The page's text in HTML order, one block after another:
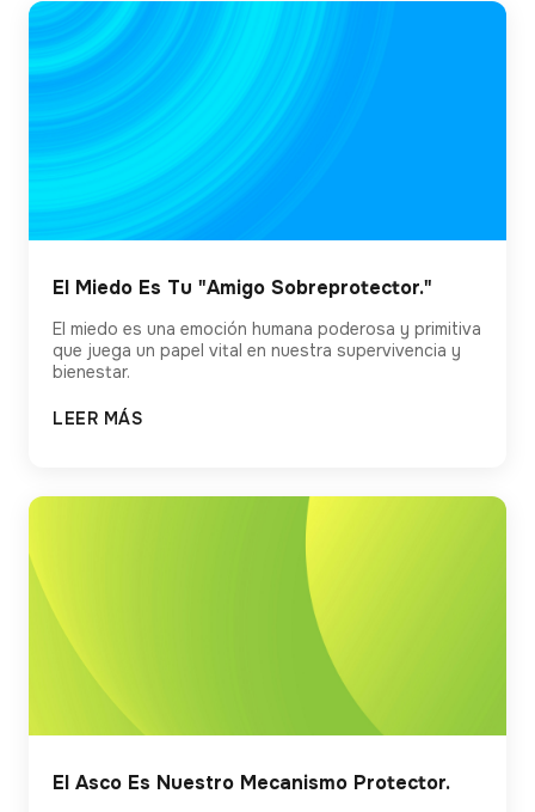
El Miedo Es Tu "Amigo Sobreprotector."
El miedo es una emoción humana poderosa y primitiva
que juega un papel vital en nuestra supervivencia y
bienestar.
LEER MÁS
El Asco Es Nuestro Mecanismo Protector.